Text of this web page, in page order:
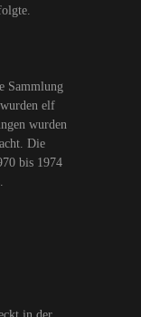
Sammlung
elf
wurden
Die
bis 1974